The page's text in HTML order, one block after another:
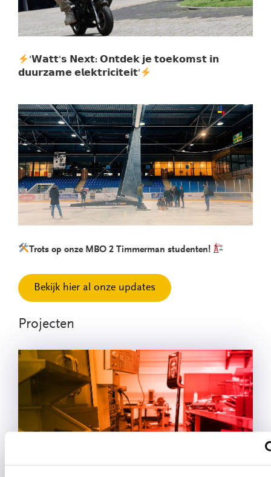
'𝗪𝗮𝘁𝘁'𝘀 𝗡𝗲𝘅𝘁: 𝗢𝗻𝘁𝗱𝗲𝗸 𝗷𝗲 𝘁𝗼𝗲𝗸𝗼𝗺𝘀𝘁 𝗶𝗻
𝗱𝘂𝘂𝗿𝘇𝗮𝗺𝗲 𝗲𝗹𝗲𝗸𝘁𝗿𝗶𝗰𝗶𝘁𝗲𝗶𝘁'
Trots op onze MBO 2 Timmerman studenten!
Bekijk hier al onze updates
Projecten
Double-U Telepresence Robot